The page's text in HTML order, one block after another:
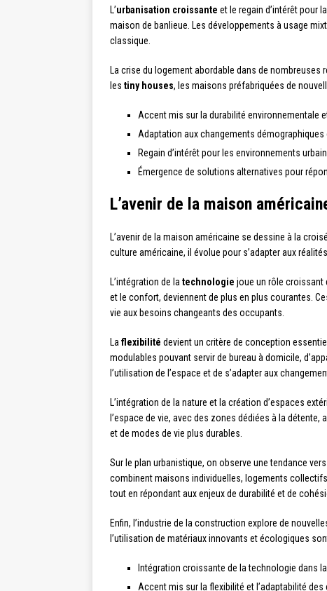
L’urbanisation croissante et le regain d’intérêt pour
maison de banlieue. Les développements à usage
classique.
La crise du logement abordable dans de
les tiny houses, les maisons préfabriquées de
Accent mis sur la durabilité environnementale
Adaptation aux changements démographiques
Regain d’intérêt pour les environnements
Émergence de solutions alternatives pour
L’avenir de la maison
L’avenir de la maison américaine se dessine à la
culture américaine, il évolue pour s’adapter aux
L’intégration de la technologie joue un rôle croissant
et le confort, deviennent de plus en plus courantes.
vie aux besoins changeants des occupants.
La flexibilité devient un critère de conception
modulables pouvant servir de bureau à domicile,
l’utilisation de l’espace et de s’adapter aux
L’intégration de la nature et la création d’espaces
l’espace de vie, avec des zones dédiées à la
et de modes de vie plus durables.
Sur le plan urbanistique, on observe une tendance
combinent maisons individuelles, logements
tout en répondant aux enjeux de durabilité et de
Enfin, l’industrie de la construction explore de
l’utilisation de matériaux innovants et écologiques
Intégration croissante de la technologie dans
Accent mis sur la flexibilité et l’adaptabilité des